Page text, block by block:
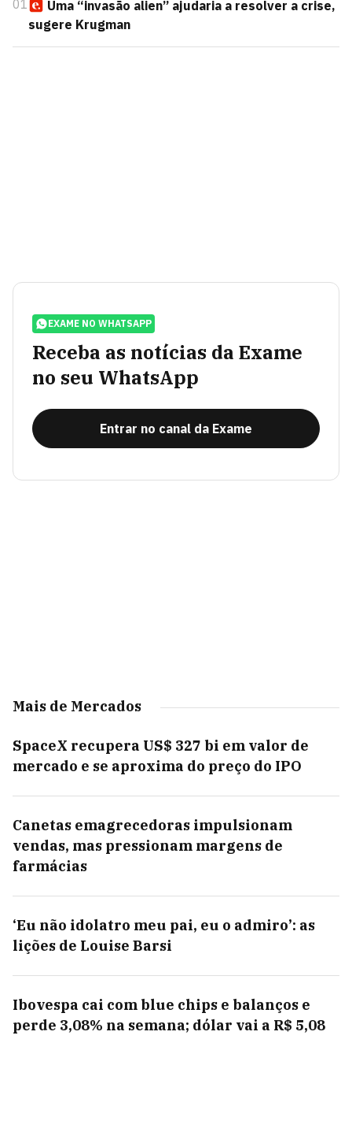
01
Uma “invasão alien” ajudaria a resolver a crise,
sugere Krugman
EXAME NO WHATSAPP
Receba as notícias da Exame
no seu WhatsApp
Entrar no canal da Exame
Mais de Mercados
SpaceX recupera US$ 327 bi em valor de
mercado e se aproxima do preço do IPO
Canetas emagrecedoras impulsionam
vendas, mas pressionam margens de
farmácias
‘Eu não idolatro meu pai, eu o admiro’: as
lições de Louise Barsi
Ibovespa cai com blue chips e balanços e
perde 3,08% na semana; dólar vai a R$ 5,08